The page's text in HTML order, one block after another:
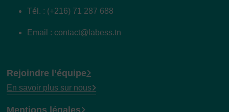
Tél. : (+216) 71 287 688
Email : contact@labess.tn
Rejoindre l’équipe
En savoir plus sur nous
Mentions légales